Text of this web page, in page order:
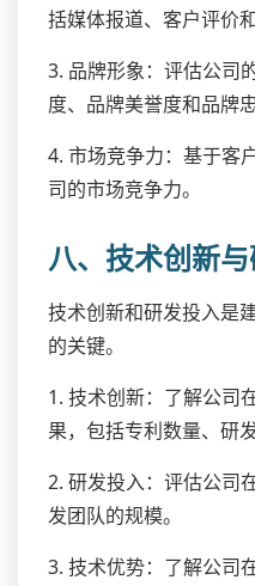
括媒体报道、客户评价
3. 品牌形象：评估公司
度、品牌美誉度和品牌
4. 市场竞争力：基于客
司的市场竞争力。
八、技术创新
技术创新和研发投入是
的关键。
1. 技术创新：了解公司
果，包括专利数量、研
2. 研发投入：评估公司
发团队的规模。
3. 技术优势：了解公司